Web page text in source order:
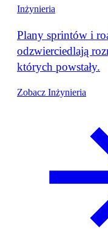
Inżynieria
Plany sprintów i
odzwierciedlają
których powstały.
Zobacz Inżynieria